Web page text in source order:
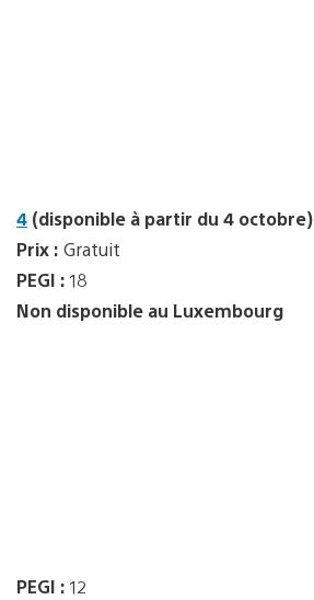
4 (disponible à partir du 4 octobre)
Prix : Gratuit
PEGI : 18
Non disponible au Luxembourg
PEGI : 12